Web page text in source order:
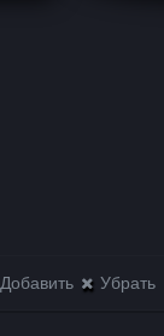
Добавить Убрать